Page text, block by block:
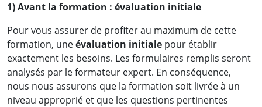
1) Avant la formation : évaluation initiale
Pour vous assurer de profiter au maximum de cette
formation, uneévaluation initiale pour établir
exactement les besoins. Les formulaires remplis seront
analysés par le formateur expert. En conséquence,
nous nous assurons que la formation soit livrée à un
niveau approprié et que les questions pertinentes